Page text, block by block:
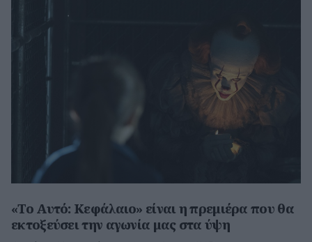
«Το Αυτό: Κεφάλαιο» είναι η πρεμιέρα που θα
εκτοξεύσει την αγωνία μας στα ύψη